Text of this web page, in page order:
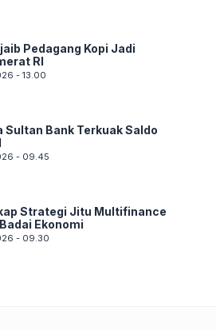
Pedagang Kopi Jadi
RI
- 13.00
Sultan Bank Terkuak Saldo
- 09.45
Strategi Jitu Multifinance
Ekonomi
- 09.30